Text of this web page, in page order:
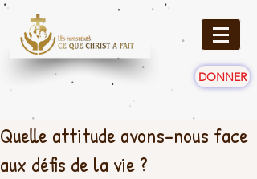
DONNER
Quelle attitude avons-nous face
aux défis de la vie ?